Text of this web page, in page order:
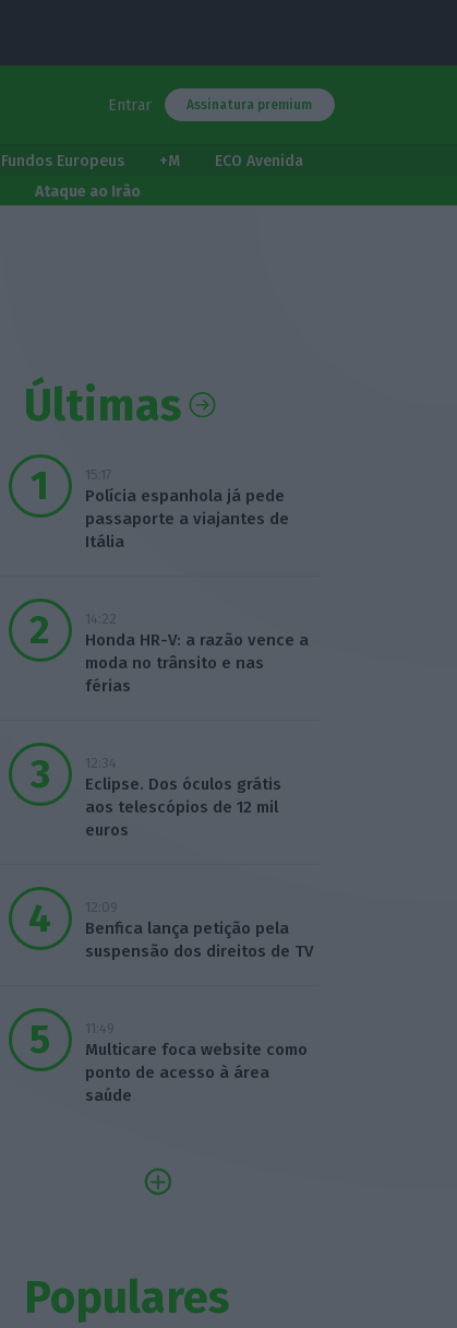
Entrar Assinatura premium
Fundos Europeus +M
ECO Avenida
Ataque ao Irão
Últimas
15:17
Polícia espanhola já pede
passaporte a viajantes de
Itália
14:22
Honda HR-V: a razão vence a
moda no trânsito e nas
férias
12:34
Eclipse. Dos óculos grátis
aos telescópios de 12 mil
euros
12:09
Benfica lança petição pela
suspensão dos direitos de TV
11:49
Multicare foca website como
ponto de acesso à área
saúde
Populares